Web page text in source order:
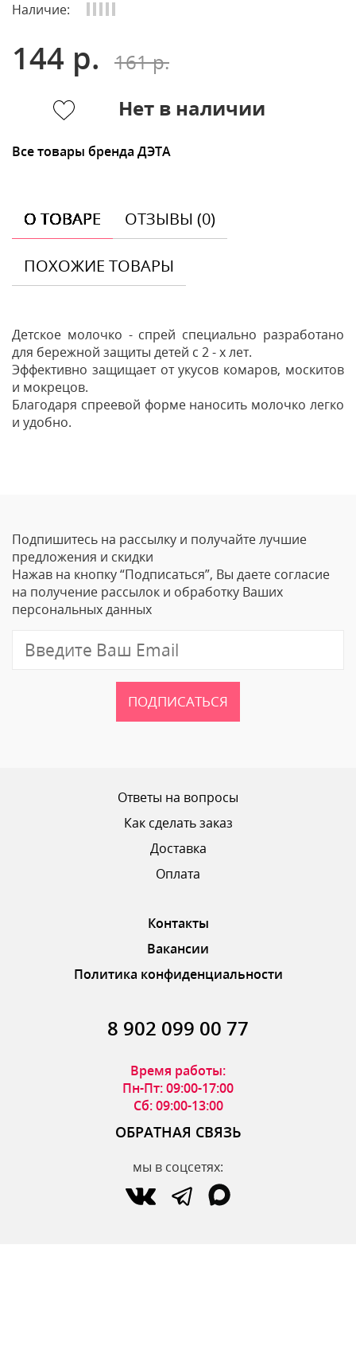
Наличие:
144 р.
161 р.
Нет в наличии
Все товары бренда ДЭТА
О ТОВАРЕ ОТЗЫВЫ (0)
ПОХОЖИЕ ТОВАРЫ
Детское молочко - спрей специально разработано
для бережной защиты детей с 2 - х лет.
Эффективно защищает от укусов комаров, москитов
и мокрецов.
Благодаря спреевой форме наносить молочко легко
и удобно.
Ваше Имя
Email
ОТПРАВИТЬ ОТЗЫВ
Подпишитесь на рассылку и получайте лучшие
предложения и скидки
Нажав на кнопку “Подписаться”, Вы даете согласие
на получение рассылок и обработку Ваших
персональных данных
ПОДПИСАТЬСЯ
Ответы на вопросы
Как сделать заказ
Доставка
Оплата
Контакты
Вакансии
Политика конфиденциальности
8 902 099 00 77
Время работы:
Пн-Пт: 09:00-17:00
Сб: 09:00-13:00
ОБРАТНАЯ СВЯЗЬ
мы в соцсетях: